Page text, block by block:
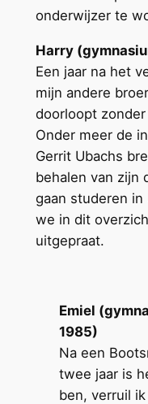
onderwijzer te
Harry
Een jaar na het
mijn andere
doorloopt
Onder meer de
Gerrit Ubachs
behalen van zijn
gaan studeren
we in dit
uitgepraat.
Emiel
1985)
Na een
twee jaar is
ben, verruil